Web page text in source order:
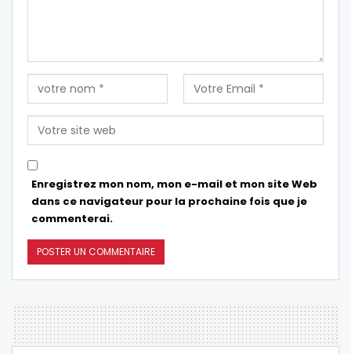
Enregistrez mon nom, mon e-mail et mon site Web
dans ce navigateur pour la prochaine fois que je
commenterai.